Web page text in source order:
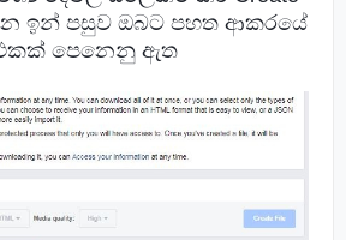
ඉන් පසුව ඔබට පහත ආකරයේ
පෙනෙනු ඇත